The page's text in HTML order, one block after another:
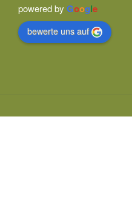
powered by Google
bewerte uns auf